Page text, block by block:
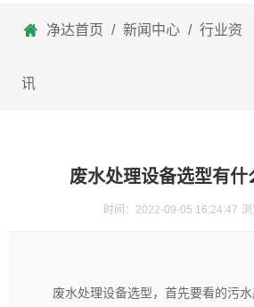
净达首页 / 新闻中心 / 行业资
讯
废水处理设备选型有什
时间：2022-09-05 16:24:47 浏
废水处理设备选型，首先要看的污